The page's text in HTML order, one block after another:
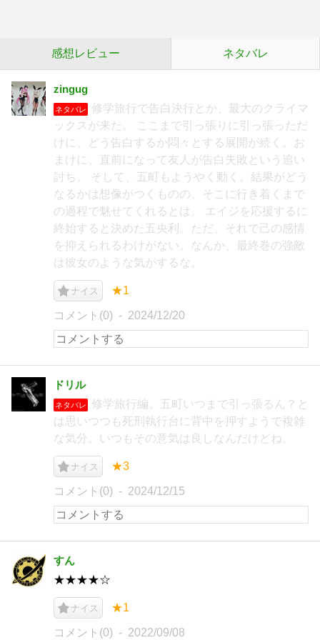
感想レビュー ネタバレ
zingug
ネタバレ
修学旅行で告白決行とか、最大のクライマ
ックスが来た。 ここまで引っ張りに引っ張っただ
けに、どう告白するか悶々とする展開が続く。お
まけに、直前になって友人が告白失敗という追い
討ち。 そして、五町もようやく動く。結果がどう
なるかは想像がつくものの、そこに行き着くまで
の過程で魅せてくれるとは。 エイジを応援するに
終始すると決めた五央利。ただ、それで己の感情
を抑えられるわけがない。なんか、最終巻の強敵
は彼女のような気がするな。
ナイス ★1
コメント(0) 2024/12/20
ドリル
ネタバレ
修学旅行編。五町いつまで引っ張るん？と
は思いつつも死刑執行台に背中を押すようで複雑
な気分。いつもその意気は良しなんだけどね。
ナイス ★3
コメント(0) 2024/12/15
すん
★★★★☆
ナイス ★1
コメント(0) 2022/09/08